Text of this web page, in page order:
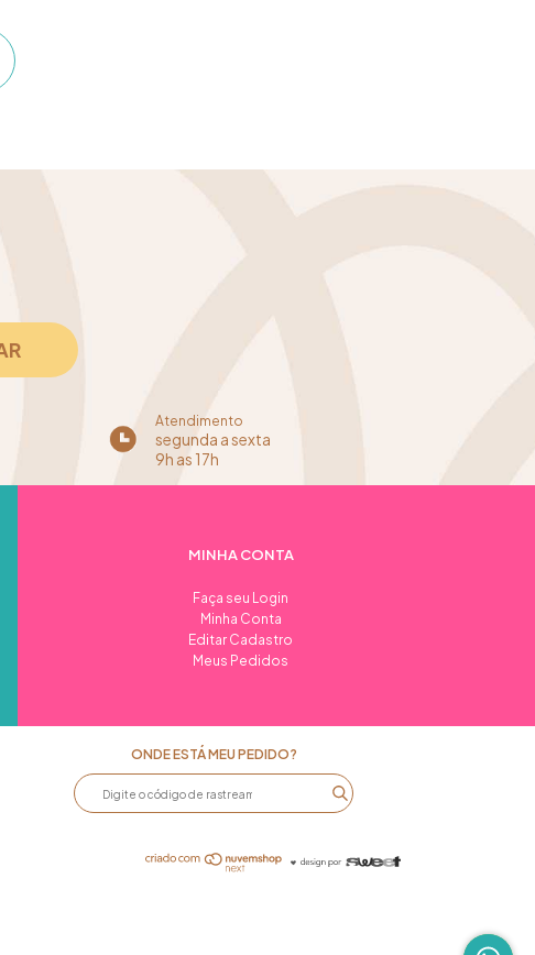
Atendimento
segunda a sexta
9h as 17h
MINHA CONTA
Faça seu Login
Minha Conta
Editar Cadastro
Meus Pedidos
ONDE ESTÁ MEU PEDIDO?